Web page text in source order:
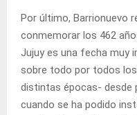
Por último, Barrionuevo
conmemorar los 462
Jujuy es una fecha muy
sobre todo por todos
distintas épocas- desde
cuando se ha podido